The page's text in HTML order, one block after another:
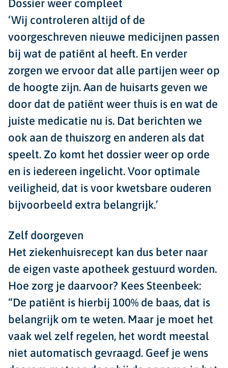
Dossier weer compleet
‘Wij controleren altijd of de
voorgeschreven nieuwe medicijnen passen
bij wat de patiënt al heeft. En verder
zorgen we ervoor dat alle partijen weer op
de hoogte zijn. Aan de huisarts geven we
door dat de patiënt weer thuis is en wat de
juiste medicatie nu is. Dat berichten we
ook aan de thuiszorg en anderen als dat
speelt. Zo komt het dossier weer op orde
en is iedereen ingelicht. Voor optimale
veiligheid, dat is voor kwetsbare ouderen
bijvoorbeeld extra belangrijk.’
Zelf doorgeven
Het ziekenhuisrecept kan dus beter naar
de eigen vaste apotheek gestuurd worden.
Hoe zorg je daarvoor? Kees Steenbeek:
“De patiënt is hierbij 100% de baas, dat is
belangrijk om te weten. Maar je moet het
vaak wel zelf regelen, het wordt meestal
niet automatisch gevraagd. Geef je wens